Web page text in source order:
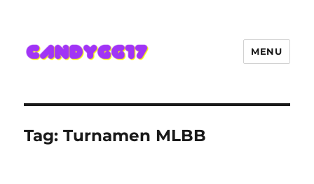
Hadir Semakin Mantap Jackpot
MENU
Tag:Turnamen MLBB